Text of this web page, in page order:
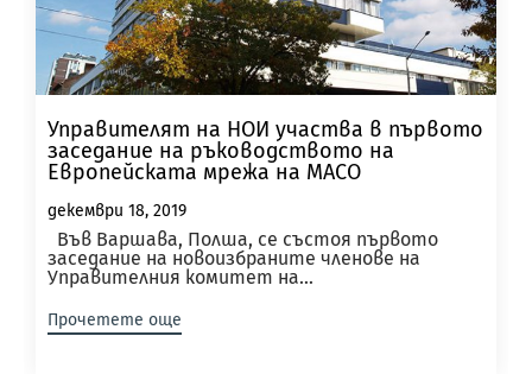
Управителят на НОИ участва в първото
заседание на ръководството на
Европейската мрежа на МАСО
декември 18, 2019
Във Варшава, Полша, се състоя първото
заседание на новоизбраните членове на
Управителния комитет на...
Прочетете още